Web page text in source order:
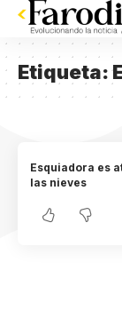
Etiqueta:
Esquiadora es
las nieves